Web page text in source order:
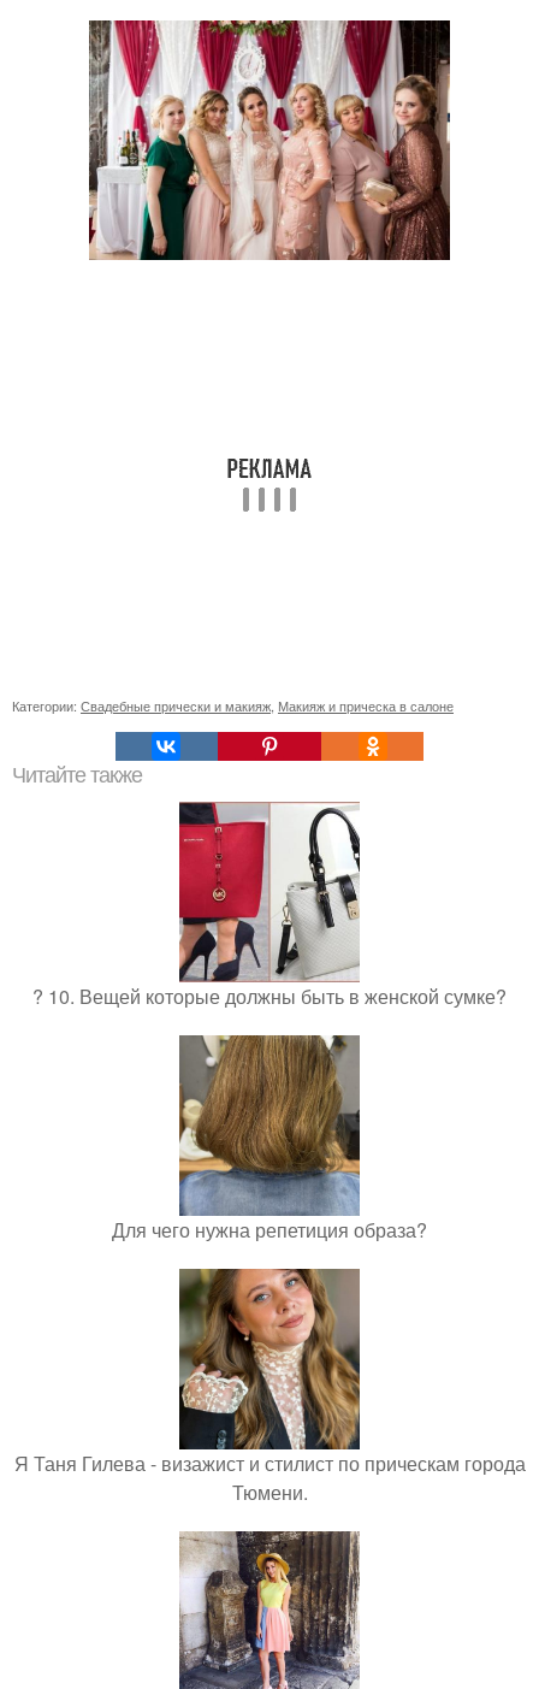
Категории: Свадебные прически и макияж, Макияж и прическа в салоне
Читайте также
? 10. Вещей которые должны быть в женской сумке?
Для чего нужна репетиция образа?
Я Таня Гилева - визажист и стилист по прическам города
Тюмени.